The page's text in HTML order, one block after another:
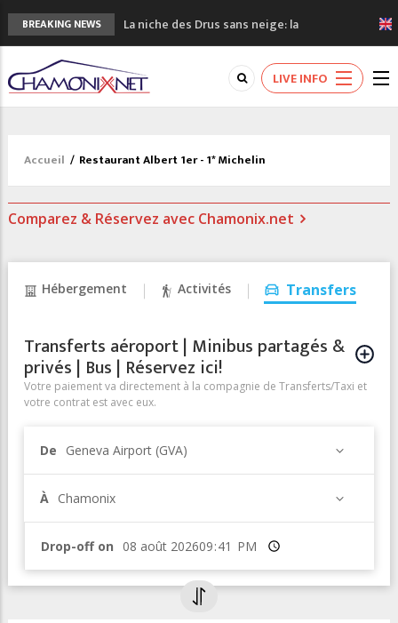
BREAKING NEWS
La niche des Drus sans neige: la
sécheresse en haute montagne
3 bonnes raisons pour visiter le nouveau
Musée du Mont-Blanc
Accidents en montagne: 3 personnes sont
Craft ouvre un nouveau magasin de course
LIVE INFO
Accueil / Restaurant Albert 1er - 1* Michelin
Comparez & Réservez avec Chamonix.net
Hébergement Activités Transfers
Transferts aéroport | Minibus partagés &
privés | Bus | Réservez ici!
Votre paiement va directement à la compagnie de Transferts/Taxi et
votre contrat est avec eux.
De Geneva Airport (GVA)
À Chamonix
Drop-off on Heure